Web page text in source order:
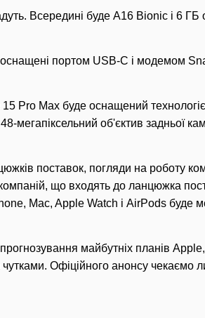
Всередині буде A16 Bionic і 6 ГБ
оснащені портом USB-C і модемом
Pro Max буде оснащений
мегапіксельний об'єктив задньої
поставок, погляди на роботу
компаній, що входять до ланцюжка
Mac, Apple Watch і AirPods буде
майбутніх планів
Офіційного анонсу чекаємо